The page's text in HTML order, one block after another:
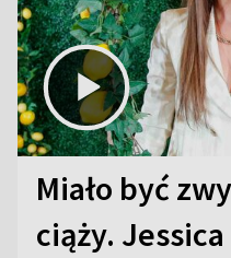
Miało być
ciąży.